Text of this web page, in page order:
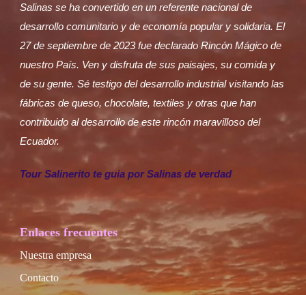
Salinas se ha convertido en un referente nacional de
desarrollo comunitario y de economía popular y solidaria. El
27 de septiembre de 2023 fue declarado Rincón Mágico de
nuestro País. Ven y disfruta de sus paisajes, su comida y
de su gente. Sé testigo del desarrollo industrial visitando las
fábricas de queso, chocolate, textiles y otras que han
contribuido al desarrollo de este rincón maravilloso del
Ecuador.
Tour Salinerito te guia por Salinas de verdad
Enlaces frecuentes
Nuestra empresa
Contacto